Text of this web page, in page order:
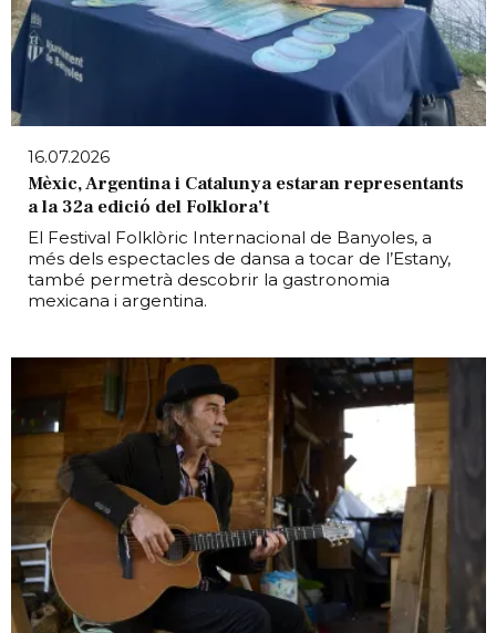
16.07.2026
Mèxic, Argentina i Catalunya estaran representants
a la 32a edició del Folklora’t
El Festival Folklòric Internacional de Banyoles, a
més dels espectacles de dansa a tocar de l’Estany,
també permetrà descobrir la gastronomia
mexicana i argentina.